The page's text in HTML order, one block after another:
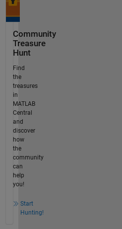
Community
Treasure
Hunt
Find
the
treasures
in
MATLAB
Central
and
discover
how
the
community
can
help
you!
Start
Hunting!